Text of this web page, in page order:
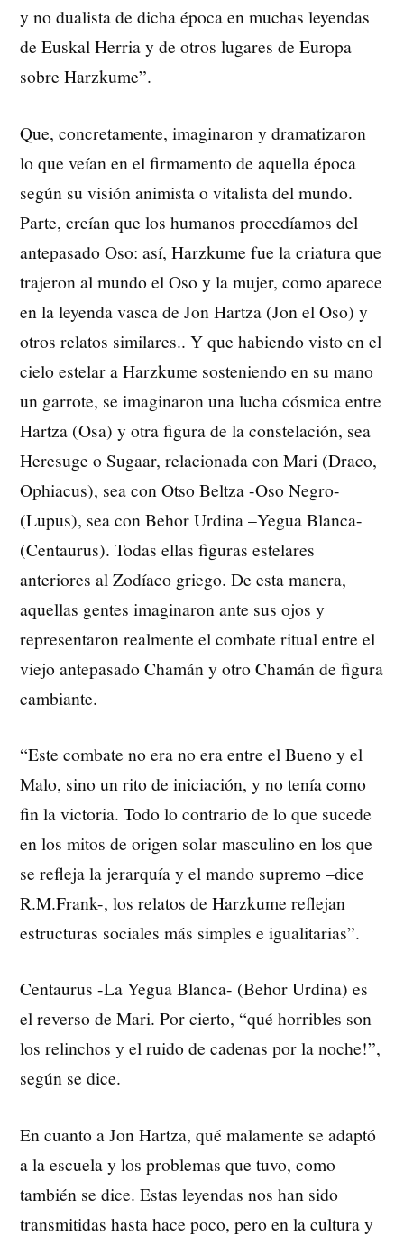
y no dualista de dicha época en muchas leyendas
de Euskal Herria y de otros lugares de Europa
sobre Harzkume”.
Que, concretamente, imaginaron y dramatizaron
lo que veían en el firmamento de aquella época
según su visión animista o vitalista del mundo.
Parte, creían que los humanos procedíamos del
antepasado Oso: así, Harzkume fue la criatura que
trajeron al mundo el Oso y la mujer, como aparece
en la leyenda vasca de Jon Hartza (Jon el Oso) y
otros relatos similares.. Y que habiendo visto en el
cielo estelar a Harzkume sosteniendo en su mano
un garrote, se imaginaron una lucha cósmica entre
Hartza (Osa) y otra figura de la constelación, sea
Heresuge o Sugaar, relacionada con Mari (Draco,
Ophiacus), sea con Otso Beltza -Oso Negro-
(Lupus), sea con Behor Urdina –Yegua Blanca-
(Centaurus). Todas ellas figuras estelares
anteriores al Zodíaco griego. De esta manera,
aquellas gentes imaginaron ante sus ojos y
representaron realmente el combate ritual entre el
viejo antepasado Chamán y otro Chamán de figura
cambiante.
“Este combate no era no era entre el Bueno y el
Malo, sino un rito de iniciación, y no tenía como
fin la victoria. Todo lo contrario de lo que sucede
en los mitos de origen solar masculino en los que
se refleja la jerarquía y el mando supremo –dice
R.M.Frank-, los relatos de Harzkume reflejan
estructuras sociales más simples e igualitarias”.
Centaurus -La Yegua Blanca- (Behor Urdina) es
el reverso de Mari. Por cierto, “qué horribles son
los relinchos y el ruido de cadenas por la noche!”,
según se dice.
En cuanto a Jon Hartza, qué malamente se adaptó
a la escuela y los problemas que tuvo, como
también se dice. Estas leyendas nos han sido
transmitidas hasta hace poco, pero en la cultura y